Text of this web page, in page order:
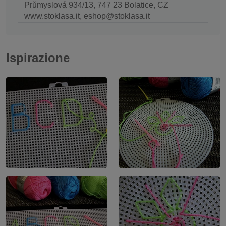
Průmyslová 934/13, 747 23 Bolatice, CZ
www.stoklasa.it, eshop@stoklasa.it
Ispirazione